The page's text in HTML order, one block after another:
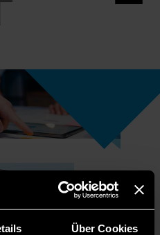
Über Cookies